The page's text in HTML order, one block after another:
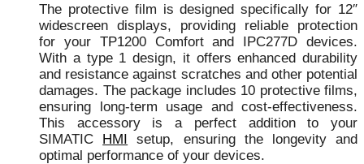
The protective film is designed specifically for 12″
widescreen displays, providing reliable protection
for your TP1200 Comfort and IPC277D devices.
With a type 1 design, it offers enhanced durability
and resistance against scratches and other potential
damages. The package includes 10 protective films,
ensuring long-term usage and cost-effectiveness.
This accessory is a perfect addition to your
SIMATIC HMI setup, ensuring the longevity and
optimal performance of your devices.